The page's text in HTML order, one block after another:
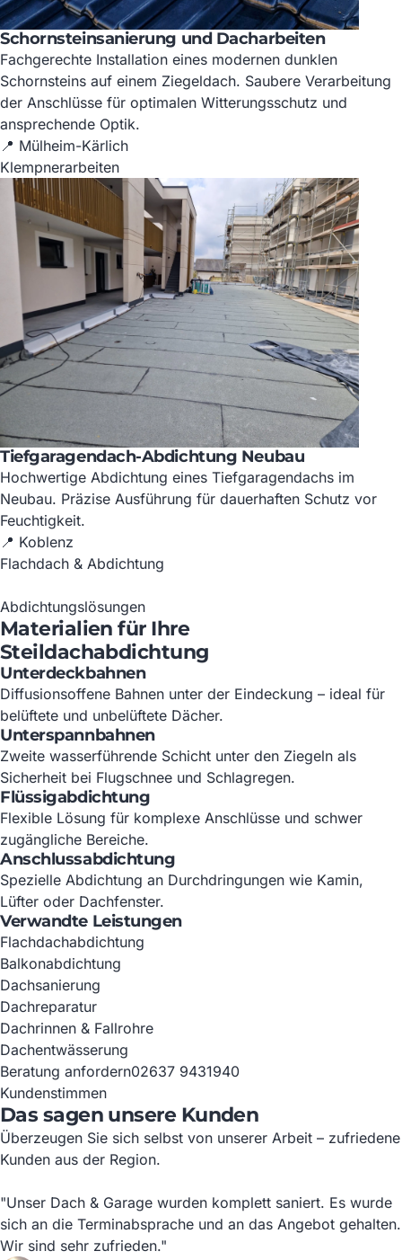
Schornsteinsanierung und Dacharbeiten
Fachgerechte Installation eines modernen dunklen
Schornsteins auf einem Ziegeldach. Saubere Verarbeitung
der Anschlüsse für optimalen Witterungsschutz und
ansprechende Optik.
📍 Mülheim-Kärlich
Klempnerarbeiten
Tiefgaragendach-Abdichtung Neubau
Hochwertige Abdichtung eines Tiefgaragendachs im
Neubau. Präzise Ausführung für dauerhaften Schutz vor
Feuchtigkeit.
📍 Koblenz
Flachdach & Abdichtung
Abdichtungslösungen
Materialien für Ihre
Steildachabdichtung
Unterdeckbahnen
Diffusionsoffene Bahnen unter der Eindeckung – ideal für
belüftete und unbelüftete Dächer.
Unterspannbahnen
Zweite wasserführende Schicht unter den Ziegeln als
Sicherheit bei Flugschnee und Schlagregen.
Flüssigabdichtung
Flexible Lösung für komplexe Anschlüsse und schwer
zugängliche Bereiche.
Anschlussabdichtung
Spezielle Abdichtung an Durchdringungen wie Kamin,
Lüfter oder Dachfenster.
Verwandte Leistungen
Flachdachabdichtung
Balkonabdichtung
Dachsanierung
Dachreparatur
Dachrinnen & Fallrohre
Dachentwässerung
Beratung anfordern02637 9431940
Kundenstimmen
Das sagen unsere Kunden
Überzeugen Sie sich selbst von unserer Arbeit – zufriedene
Kunden aus der Region.
"Unser Dach & Garage wurden komplett saniert. Es wurde
sich an die Terminabsprache und an das Angebot gehalten.
Wir sind sehr zufrieden."